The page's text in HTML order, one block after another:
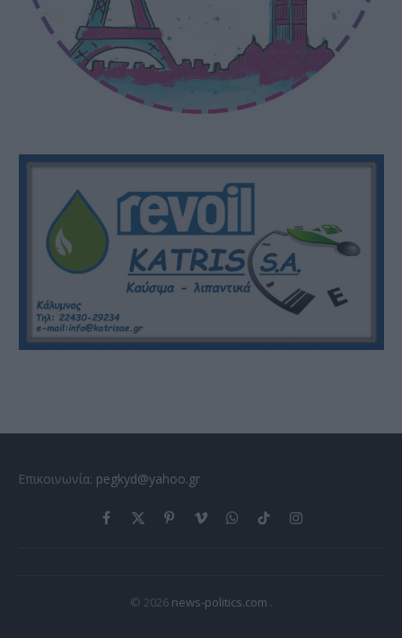
Επικοινωνία: pegkyd@yahoo.gr
Facebook
X
PinterestVimeoWhatsApp
TikTokInstagram
© 2026 news-politics.com .